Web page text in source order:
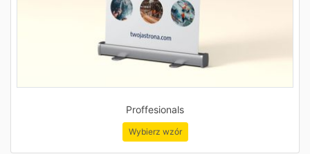
Proffesionals
Wybierz wzór